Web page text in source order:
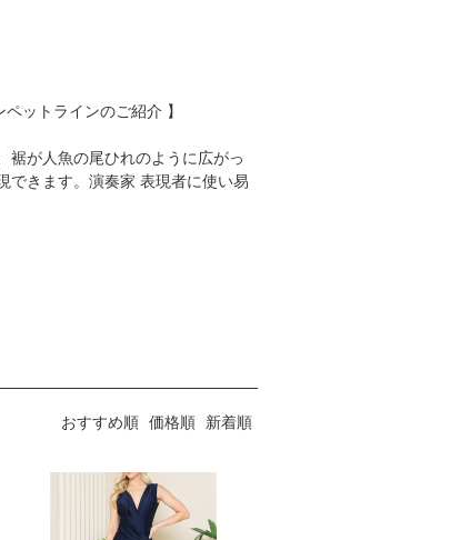
ットラインのご紹介 】
裾が人魚の尾ひれのように広がっ
できます。演奏家 表現者に使い易
おすすめ順 価格順 新着順